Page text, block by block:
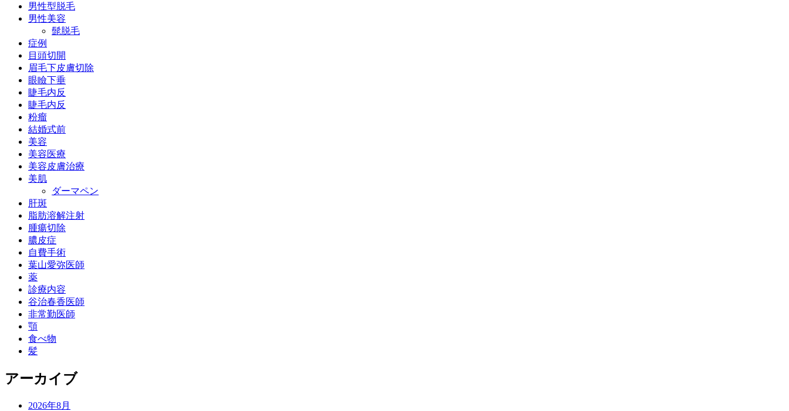
男性型脱毛
男性美容
髭脱毛
症例
目頭切開
眉毛下皮膚切除
眼瞼下垂
睫毛内反
睫毛内反
粉瘤
結婚式前
美容
美容医療
美容皮膚治療
美肌
ダーマペン
肝斑
脂肪溶解注射
腫瘍切除
膿皮症
自費手術
葉山愛弥医師
薬
診療内容
谷治春香医師
非常勤医師
顎
食べ物
髪
アーカイブ
2026年8月